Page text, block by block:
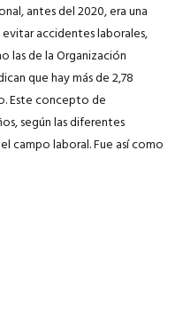
antes del 2020, era una
accidentes laborales,
las de la Organización
que hay más de 2,78
Este concepto de
según las diferentes
campo laboral. Fue así como